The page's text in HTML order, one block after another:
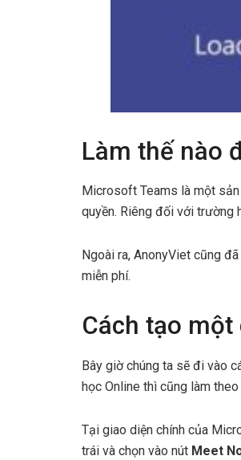
Làm thế nào
Microsoft Teams là một
quyền. Riêng đối với trường
Ngoài ra, AnonyViet cũng
miễn phí.
Cách tạo
Bây giờ chúng ta sẽ đi vào
học Online thì cũng làm
Tại giao diện chính của
trái và chọn vào nút Meet